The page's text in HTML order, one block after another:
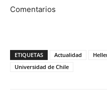
Comentarios
ETIQUETAS Actualidad
Universidad de Chile